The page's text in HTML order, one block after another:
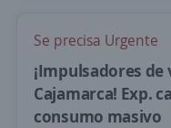
Se precisa Urgente
¡Impulsadores
Cajamarca! Exp.
consumo masivo